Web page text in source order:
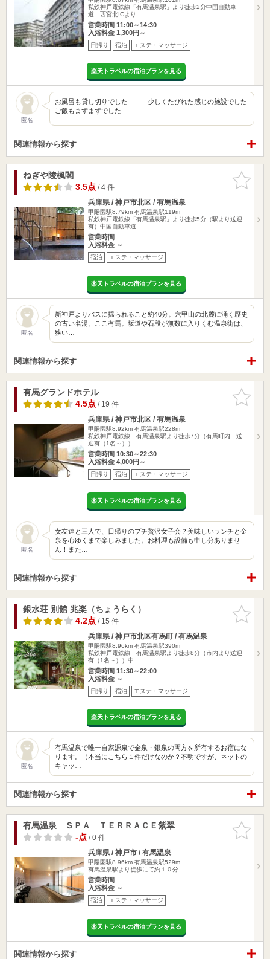
私鉄神戸電鉄線「有馬温泉駅」より徒歩2分中国自動車
道 西宮北ICより…
営業時間 11:00～14:30
入浴料金 1,300円～
日帰り 宿泊 エステ・マッサージ
楽天トラベルの宿泊プランを見る
匿名
お風呂も貸し切りでした 少しくたびれた感じの施設でした
ご飯もまずまずでした
関連情報から探す
お気に入
りに追加
ねぎや陵楓閣
3.5点/ 4 件
兵庫県 / 神戸市北区 / 有馬温泉
甲陽園駅8.79km 有馬温泉駅119m
私鉄神戸電鉄線「有馬温泉駅」より徒歩5分（駅より送迎
有）中国自動車道…
営業時間
入浴料金 ～
宿泊 エステ・マッサージ
楽天トラベルの宿泊プランを見る
匿名
新神戸よりバスに揺られること約40分。六甲山の北麓に涌く歴史
の古い名湯、ここ有馬。坂道や石段が無数に入りくむ温泉街は、
狭い…
関連情報から探す
お気に入
りに追加
有馬グランドホテル
4.5点/ 19 件
兵庫県 / 神戸市北区 / 有馬温泉
甲陽園駅8.92km 有馬温泉駅228m
私鉄神戸電鉄線 有馬温泉駅より徒歩7分（有馬町内 送
迎有（1名～））…
営業時間 10:30～22:30
入浴料金 4,000円～
日帰り 宿泊 エステ・マッサージ
楽天トラベルの宿泊プランを見る
匿名
女友達と三人で、日帰りのプチ贅沢女子会？美味しいランチと金
泉を心ゆくまで楽しみました。お料理も設備も申し分ありませ
ん！また…
関連情報から探す
お気に入
りに追加
銀水荘 別館 兆楽（ちょうらく）
4.2点/ 15 件
兵庫県 / 神戸市北区有馬町 / 有馬温泉
甲陽園駅8.96km 有馬温泉駅390m
私鉄神戸電鉄線 有馬温泉駅より徒歩8分（市内より送迎
有（1名～））中…
営業時間 11:30～22:00
入浴料金 ～
日帰り 宿泊 エステ・マッサージ
楽天トラベルの宿泊プランを見る
匿名
有馬温泉で唯一自家源泉で金泉・銀泉の両方を所有するお宿にな
ります。（本当にこちら１件だけなのか？不明ですが、ネットの
キャッ…
関連情報から探す
お気に入
りに追加
有馬温泉 ＳＰＡ ＴＥＲＲＡＣＥ紫翠
-点/ 0 件
兵庫県 / 神戸市 / 有馬温泉
甲陽園駅8.96km 有馬温泉駅529m
有馬温泉駅より徒歩にて約１０分
営業時間
入浴料金 ～
宿泊 エステ・マッサージ
楽天トラベルの宿泊プランを見る
関連情報から探す